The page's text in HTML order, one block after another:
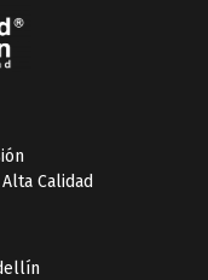
Alta Calidad